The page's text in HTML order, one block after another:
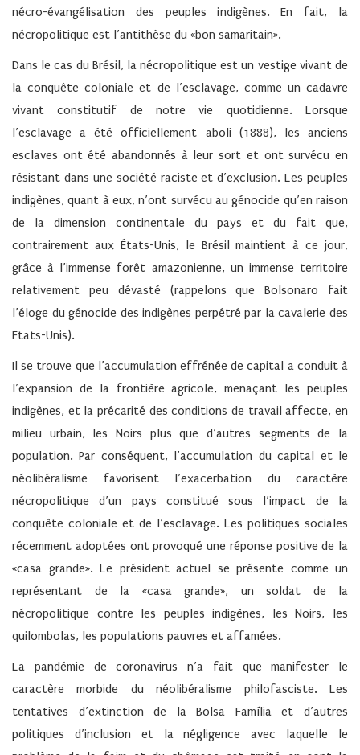
nécro-évangélisation des peuples indigènes. En fait, la
nécropolitique est l’antithèse du «bon samaritain».
Dans le cas du Brésil, la nécropolitique est un vestige vivant de
la conquête coloniale et de l’esclavage, comme un cadavre
vivant constitutif de notre vie quotidienne. Lorsque
l’esclavage a été officiellement aboli (1888), les anciens
esclaves ont été abandonnés à leur sort et ont survécu en
résistant dans une société raciste et d’exclusion. Les peuples
indigènes, quant à eux, n’ont survécu au génocide qu’en raison
de la dimension continentale du pays et du fait que,
contrairement aux États-Unis, le Brésil maintient à ce jour,
grâce à l’immense forêt amazonienne, un immense territoire
relativement peu dévasté (rappelons que Bolsonaro fait
l’éloge du génocide des indigènes perpétré par la cavalerie des
Etats-Unis).
Il se trouve que l’accumulation effrénée de capital a conduit à
l’expansion de la frontière agricole, menaçant les peuples
indigènes, et la précarité des conditions de travail affecte, en
milieu urbain, les Noirs plus que d’autres segments de la
population. Par conséquent, l’accumulation du capital et le
néolibéralisme favorisent l’exacerbation du caractère
nécropolitique d’un pays constitué sous l’impact de la
conquête coloniale et de l’esclavage. Les politiques sociales
récemment adoptées ont provoqué une réponse positive de la
«casa grande». Le président actuel se présente comme un
représentant de la «casa grande», un soldat de la
nécropolitique contre les peuples indigènes, les Noirs, les
quilombolas, les populations pauvres et affamées.
La pandémie de coronavirus n’a fait que manifester le
caractère morbide du néolibéralisme philofasciste. Les
tentatives d’extinction de la Bolsa Família et d’autres
politiques d’inclusion et la négligence avec laquelle le